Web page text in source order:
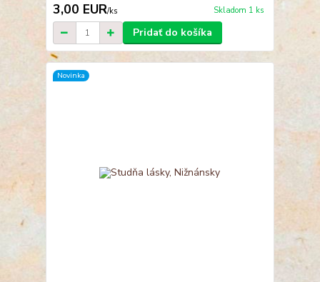
3,00 EUR/ks Skladom 1 ks
Pridať do košíka
Novinka